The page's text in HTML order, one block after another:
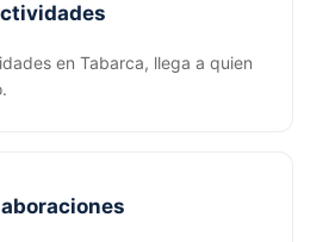
en Tabarca, llega a quien